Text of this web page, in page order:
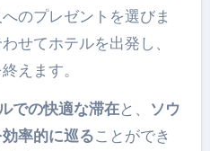
のプレゼントを選びま
せてホテルを出発し、
えます。
での快適な滞在と、
ソウ
率的に巡ることができ